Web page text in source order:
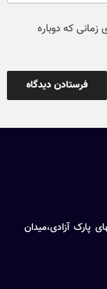
که دوباره
آزادی،میدان